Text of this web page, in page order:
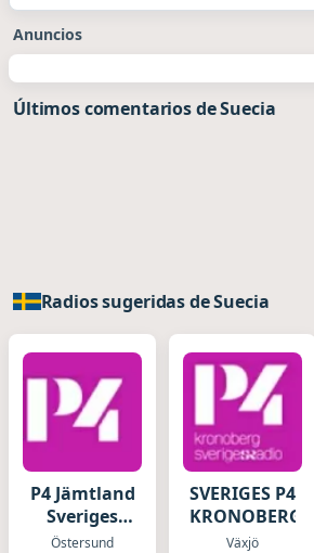
Anuncios
Últimos comentarios de Suecia
Radios sugeridas de Suecia
P4 Jämtland
Sveriges
Radio
Östersund
SVERIGES P4
KRONOBERG
Växjö